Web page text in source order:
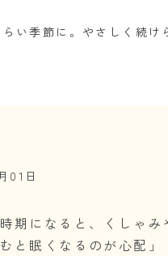
い季節に。やさしく続け
01日
期になると、くしゃみ
むと眠くなるのが心配